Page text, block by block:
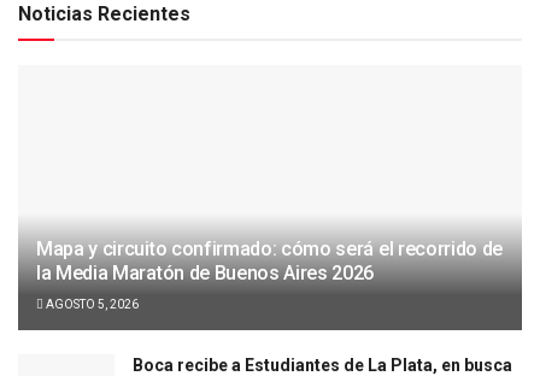
Noticias Recientes
Mapa y circuito confirmado: cómo será el recorrido de
la Media Maratón de Buenos Aires 2026
AGOSTO 5, 2026
Boca recibe a Estudiantes de La Plata, en busca